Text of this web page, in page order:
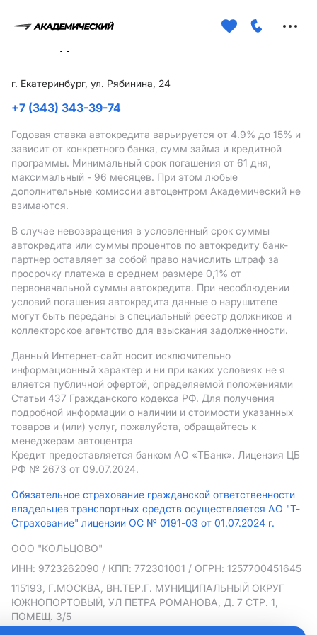
г. Екатеринбург, ул. Рябинина, 24
+7 (343) 343-39-74
Годовая ставка автокредита варьируется от 4.9% до 15% и
зависит от конкретного банка, сумм займа и кредитной
программы. Минимальный срок погашения от 61 дня,
максимальный - 96 месяцев. При этом любые
дополнительные комиссии автоцентром Академический не
взимаются.
В случае невозвращения в условленный срок суммы
автокредита или суммы процентов по автокредиту банк-
партнер оставляет за собой право начислить штраф за
просрочку платежа в среднем размере 0,1% от
первоначальной суммы автокредита. При несоблюдении
условий погашения автокредита данные о нарушителе
могут быть переданы в специальный реестр должников и
коллекторское агентство для взыскания задолженности.
Данный Интернет-сайт носит исключительно
информационный характер и ни при каких условиях не я
вляется публичной офертой, определяемой положениями
Статьи 437 Гражданского кодекса РФ. Для получения
подробной информации о наличии и стоимости указанных
товаров и (или) услуг, пожалуйста, обращайтесь к
менеджерам автоцентра
Кредит предоставляется банком АO «ТБанк». Лицензия ЦБ
РФ № 2673 от 09.07.2024.
Обязательное страхование гражданской ответственности
владельцев транспортных средств осуществляется АО "Т-
Страхование" лицензии ОС № 0191-03 от 01.07.2024 г.
ООО "КОЛЬЦОВО"
ИНН: 9723262090 / КПП: 772301001 / ОГРН: 1257700451645
115193, Г.МОСКВА, ВН.ТЕР.Г. МУНИЦИПАЛЬНЫЙ ОКРУГ
ЮЖНОПОРТОВЫЙ, УЛ ПЕТРА РОМАНОВА, Д. 7 СТР. 1,
ПОМЕЩ. 3/5